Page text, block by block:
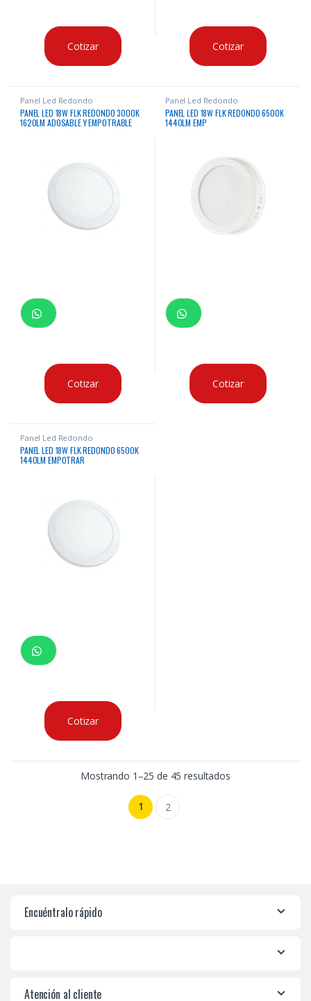
Cotizar Cotizar
Panel Led Redondo
PANEL LED 18W FLK REDONDO 3000K
1620LM ADOSABLE Y EMPOTRABLE
Cotizar
Panel Led Redondo
PANEL LED 18W FLK REDONDO 6500K
1440LM EMP
Cotizar
Panel Led Redondo
PANEL LED 18W FLK REDONDO 6500K
1440LM EMPOTRAR
Cotizar
Mostrando 1–25 de 45 resultados
1 2
Encuéntralo rápido
Atención al cliente